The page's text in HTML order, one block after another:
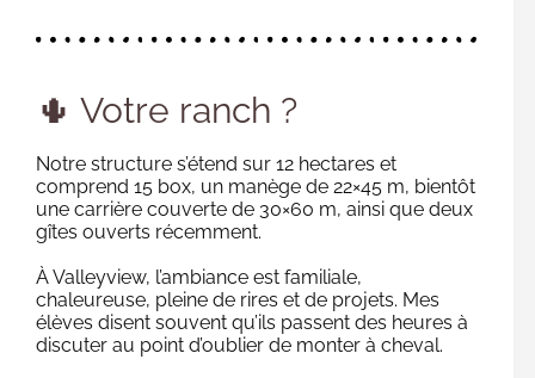
🌵 Votre ranch ?
Notre structure s’étend sur 12 hectares et
comprend 15 box, un manège de 22×45 m, bientôt
une carrière couverte de 30×60 m, ainsi que deux
gîtes ouverts récemment.
À Valleyview, l’ambiance est familiale,
chaleureuse, pleine de rires et de projets. Mes
élèves disent souvent qu’ils passent des heures à
discuter au point d’oublier de monter à cheval.